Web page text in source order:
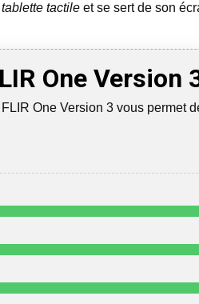
tactile et se sert de son
One Version
FLIR One Version 3 vous permet